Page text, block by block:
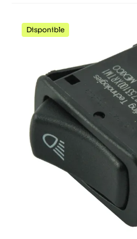
Disponible